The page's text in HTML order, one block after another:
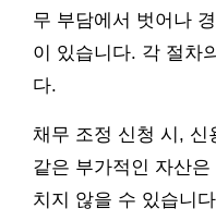
무 부담에서 벗어나
이 있습니다. 각 절차
다.
채무 조정 신청 시, 신
같은 부가적인 자산
치지 않을 수 있습니